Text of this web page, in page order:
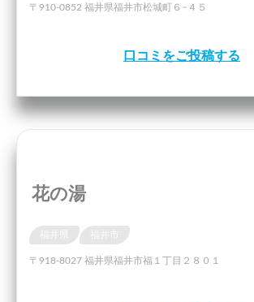
〒910-0852 福井県福井市松城町６−４５
口コミをご投稿する
花の湯
〒918-8027 福井県福井市福１丁目２８０１